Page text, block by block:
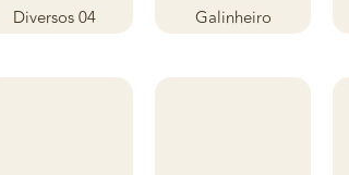
Diversos 04 Galinheiro